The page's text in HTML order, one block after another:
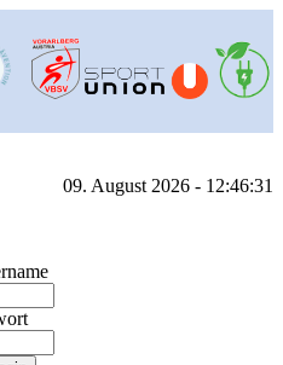
09. August 2026 - 12:46:31